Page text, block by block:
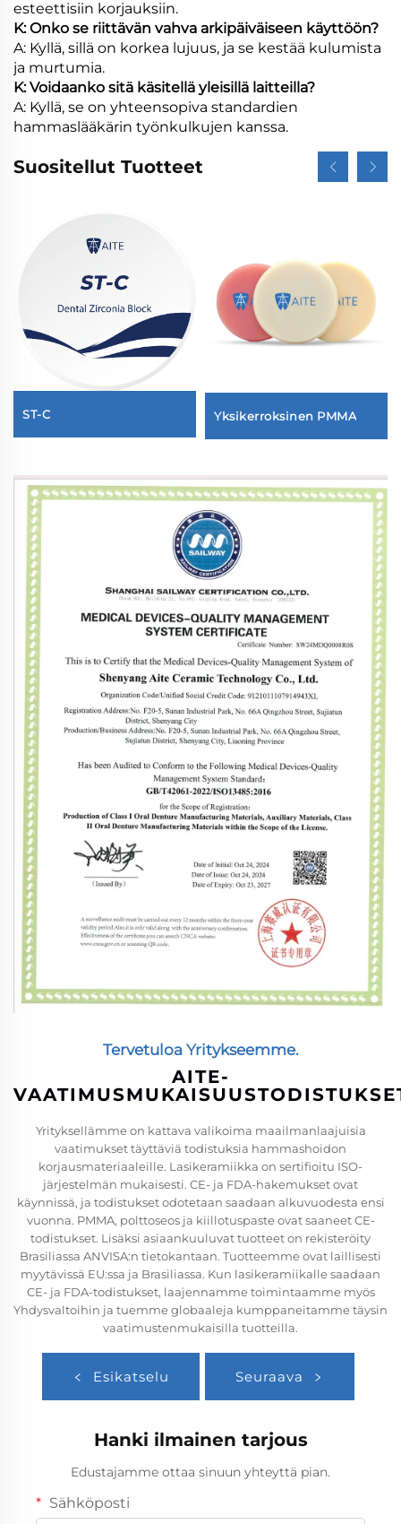
esteettisiin korjauksiin.
K: Onko se riittävän vahva arkipäiväiseen käyttöön?
A: Kyllä, sillä on korkea lujuus, ja se kestää kulumista
ja murtumia.
K: Voidaanko sitä käsitellä yleisillä laitteilla?
A: Kyllä, se on yhteensopiva standardien
hammaslääkärin työnkulkujen kanssa.
Suositellut Tuotteet
ST-C Yksikerroksinen PMMA
Tervetuloa Yritykseemme.
AITE-
Yrityksellämme on kattava valikoima maailmanlaajuisia
vaatimukset täyttäviä todistuksia hammashoidon
korjausmateriaaleille. Lasikeramiikka on sertifioitu ISO-
järjestelmän mukaisesti. CE- ja FDA-hakemukset ovat
käynnissä, ja todistukset odotetaan saadaan alkuvuodesta ensi
vuonna. PMMA, polttoseos ja kiillotuspaste ovat saaneet CE-
todistukset. Lisäksi asiaankuuluvat tuotteet on rekisteröity
Brasiliassa ANVISA:n tietokantaan. Tuotteemme ovat laillisesti
myytävissä EU:ssa ja Brasiliassa. Kun lasikeramiikalle saadaan
CE- ja FDA-todistukset, laajennamme toimintaamme myös
Yhdysvaltoihin ja tuemme globaaleja kumppaneitamme täysin
vaatimustenmukaisilla tuotteilla.
Esikatselu Seuraava
Hanki ilmainen tarjous
Edustajamme ottaa sinuun yhteyttä pian.
Sähköposti